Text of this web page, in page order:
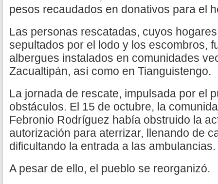
pesos recaudados en donativos para el
Las personas rescatadas, cuyos
sepultados por el lodo y los escombros,
albergues instalados en comunidades
Zacualtipán, así como en Tianguistengo.
La jornada de rescate, impulsada por el
obstáculos. El 15 de octubre, la
Febronio Rodríguez había obstruido la
autorización para aterrizar, llenando de
dificultando la entrada a las ambulancias.
A pesar de ello, el pueblo se reorganizó.